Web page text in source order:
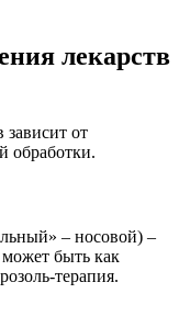
лекарств
зависит от
обработки.
– носовой) –
может быть как
терапия.